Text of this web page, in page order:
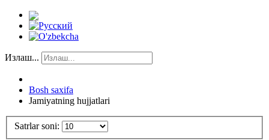
Излаш...
Bosh saxifa
Jamiyatning hujjatlari
Satrlar soni: